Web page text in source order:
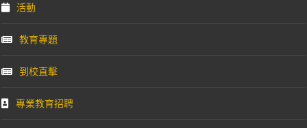
活動
教育專題
到校直擊
專業教育招聘